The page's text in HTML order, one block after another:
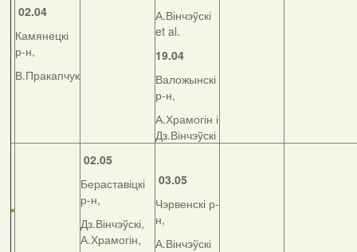
02.04
Камянецкі
р-н,
В.Пракапчук
А.Вінчэўскі
et al.
19.04
Валожынскі
р-н,
А.Храмогін і
Дз.Вінчэўскі
02.05
Бераставіцкі
р-н,
Дз.Вінчэўскі,
А.Храмогін,
03.05
Чэрвенскі р-
н,
А.Вінчэўскі